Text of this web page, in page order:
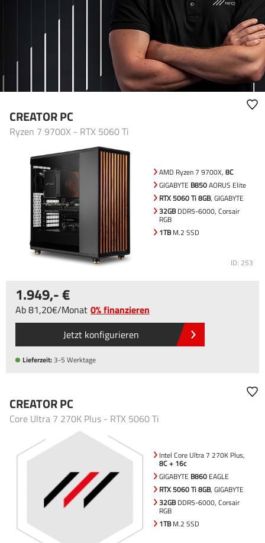
CREATOR PC
Ryzen 7 9700X - RTX 5060 Ti
AMD Ryzen 7 9700X, 8C
GIGABYTE B850AORUS Elite
RTX 5060 Ti 8GB, GIGABYTE
32GBDDR5-6000, Corsair
RGB
1TBM.2 SSD
ID: 253
1.949,-
Ab81,20 /Monat 0% finanzieren
Jetzt konfigurieren
Lieferzeit:3-5 Werktage
CREATOR PC
Core Ultra 7 270K Plus - RTX 5060 Ti
Intel Core Ultra 7 270K Plus,
8C + 16c
GIGABYTE B860EAGLE
RTX 5060 Ti 8GB, GIGABYTE
32GBDDR5-6000, Corsair
RGB
1TBM.2 SSD